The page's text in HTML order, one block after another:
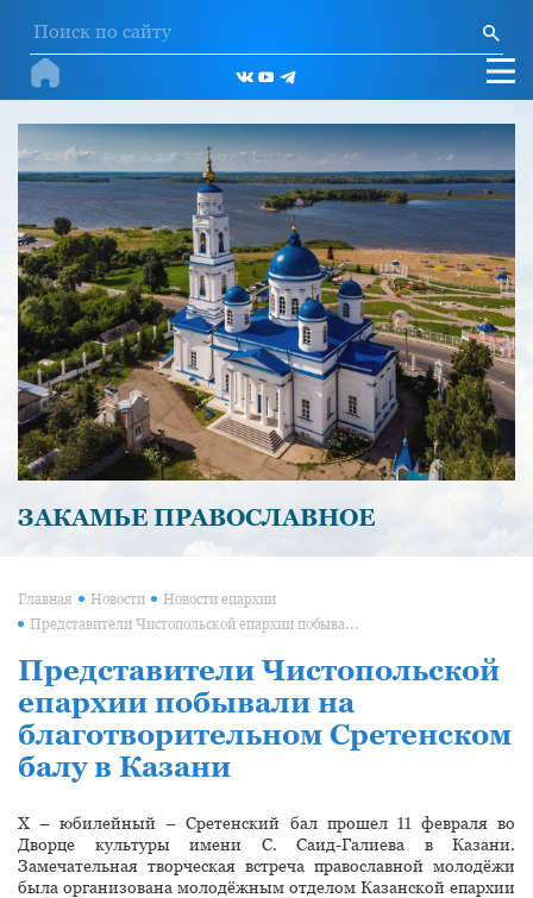
ЗАКАМЬЕ ПРАВОСЛАВНОЕ
Главная Новости Новости епархии
Представители Чистопольской епархии побывали на благотворительном Сретенском балу в Казани
Представители Чистопольской
епархии побывали на
благотворительном Сретенском
балу в Казани
X – юбилейный – Сретенский бал прошел 11 февраля во
Дворце культуры имени С. Саид-Галиева в Казани.
Замечательная творческая встреча православной молодёжи
была организована молодёжным отделом Казанской епархии